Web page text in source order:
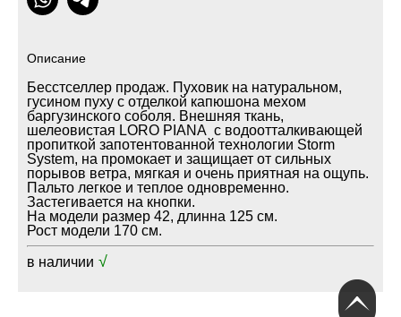
Описание
Бесстселлер продаж. Пуховик на натуральном,
гусином пуху с отделкой капюшона мехом
баргузинского соболя. Внешняя ткань,
шелеовистая LORO PIANA с водоотталкивающей
пропиткой запотентованной технологии Storm
System, на промокает и защищает от сильных
порывов ветра, мягкая и очень приятная на ощупь.
Пальто легкое и теплое одновременно.
Застегивается на кнопки.
На модели размер 42, длинна 125 см.
Рост модели 170 см.
в наличии √